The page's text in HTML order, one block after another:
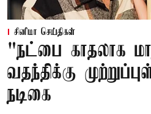
சினிமா செய்திகள்
"நட்பை காதலாக
வதந்திக்கு
நடிகை